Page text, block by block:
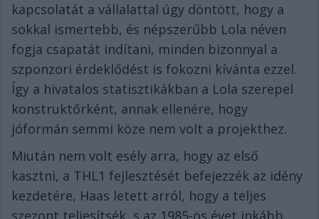
kapcsolatát a vállalattal úgy döntött, hogy a
sokkal ismertebb, és népszerűbb Lola néven
fogja csapatát indítani, minden bizonnyal a
szponzori érdeklődést is fokozni kívánta ezzel.
Így a hivatalos statisztikákban a Lola szerepel
konstruktőrként, annak ellenére, hogy
jóformán semmi köze nem volt a projekthez.
Miután nem volt esély arra, hogy az első
kasztni, a THL1 fejlesztését befejezzék az idény
kezdetére, Haas letett arról, hogy a teljes